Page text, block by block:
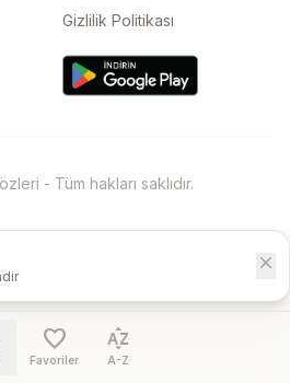
Gizlilik Politikası
- Tüm hakları saklıdır.
close
favorite
Favoriler
sort_by_alpha
A-Z